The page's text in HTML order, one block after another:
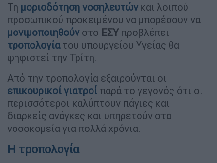
Τη μοριοδότηση νοσηλευτώνκαι λοιπού
προσωπικού προκειμένου να μπορέσουν να
μονιμοποιηθούνστο ΕΣΥπροβλέπει
τροπολογίατου υπουργείου Υγείας θα
ψηφιστεί την Τρίτη.
Από την τροπολογία εξαιρούνται οι
επικουρικοί γιατροί παρά το γεγονός ότι οι
περισσότεροι καλύπτουν πάγιες και
διαρκείς ανάγκες και υπηρετούν στα
νοσοκομεία για πολλά χρόνια.
Η τροπολογία